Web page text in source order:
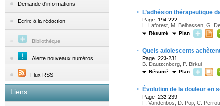
Demande d'informations
Ecrire à la rédaction
Bibliothèque
Alerte nouveaux numéros
Flux RSS
Liens
· L’adhésion thérapeutique
Page :194-222
L. Laforest, M. Belhassen, G.
Résumé Plan
· Quels adolescents
Page :223-231
B. Dautzenberg, P. Birkui
Résumé Plan
· Évolution de la douleur en
Page :232-239
F. Vandenbos, D. Pop, C.